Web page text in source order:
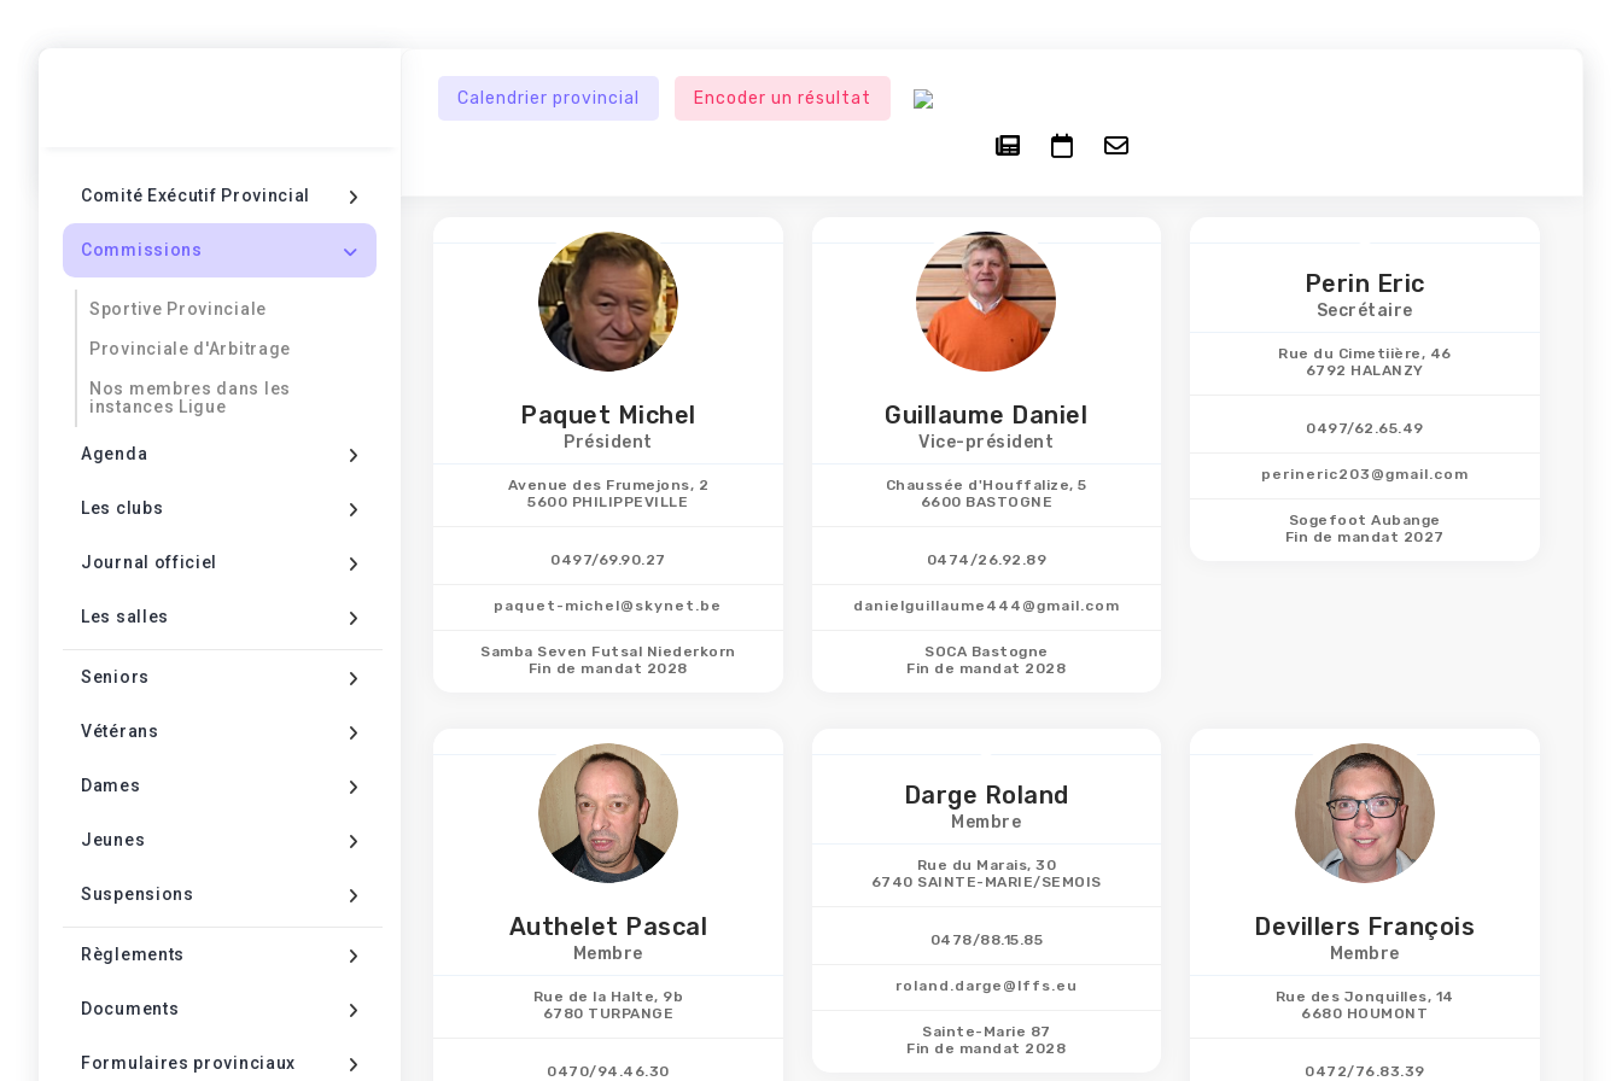
Calendrier provincial Encoder un résultat
Comité Exécutif Provincial
Commissions
Sportive Provinciale
Provinciale d'Arbitrage
Nos membres dans les
instances Ligue
Agenda
Les clubs
Journal officiel
Les salles
Seniors
Vétérans
Dames
Jeunes
Suspensions
Règlements
Documents
Formulaires provinciaux
Paquet Michel
Président
Avenue des Frumejons, 2
5600 PHILIPPEVILLE
0497/69.90.27
paquet-michel@skynet.be
Samba Seven Futsal Niederkorn
Fin de mandat 2028
Guillaume Daniel
Vice-président
Chaussée d'Houffalize, 5
6600 BASTOGNE
0474/26.92.89
danielguillaume444@gmail.com
SOCA Bastogne
Fin de mandat 2028
Perin Eric
Secrétaire
Rue du Cimetiière, 46
6792 HALANZY
0497/62.65.49
perineric203@gmail.com
Sogefoot Aubange
Fin de mandat 2027
Authelet Pascal
Membre
Rue de la Halte, 9b
6780 TURPANGE
0470/94.46.30
Darge Roland
Membre
Rue du Marais, 30
6740 SAINTE-MARIE/SEMOIS
0478/88.15.85
roland.darge@lffs.eu
Sainte-Marie 87
Fin de mandat 2028
Devillers François
Membre
Rue des Jonquilles, 14
6680 HOUMONT
0472/76.83.39